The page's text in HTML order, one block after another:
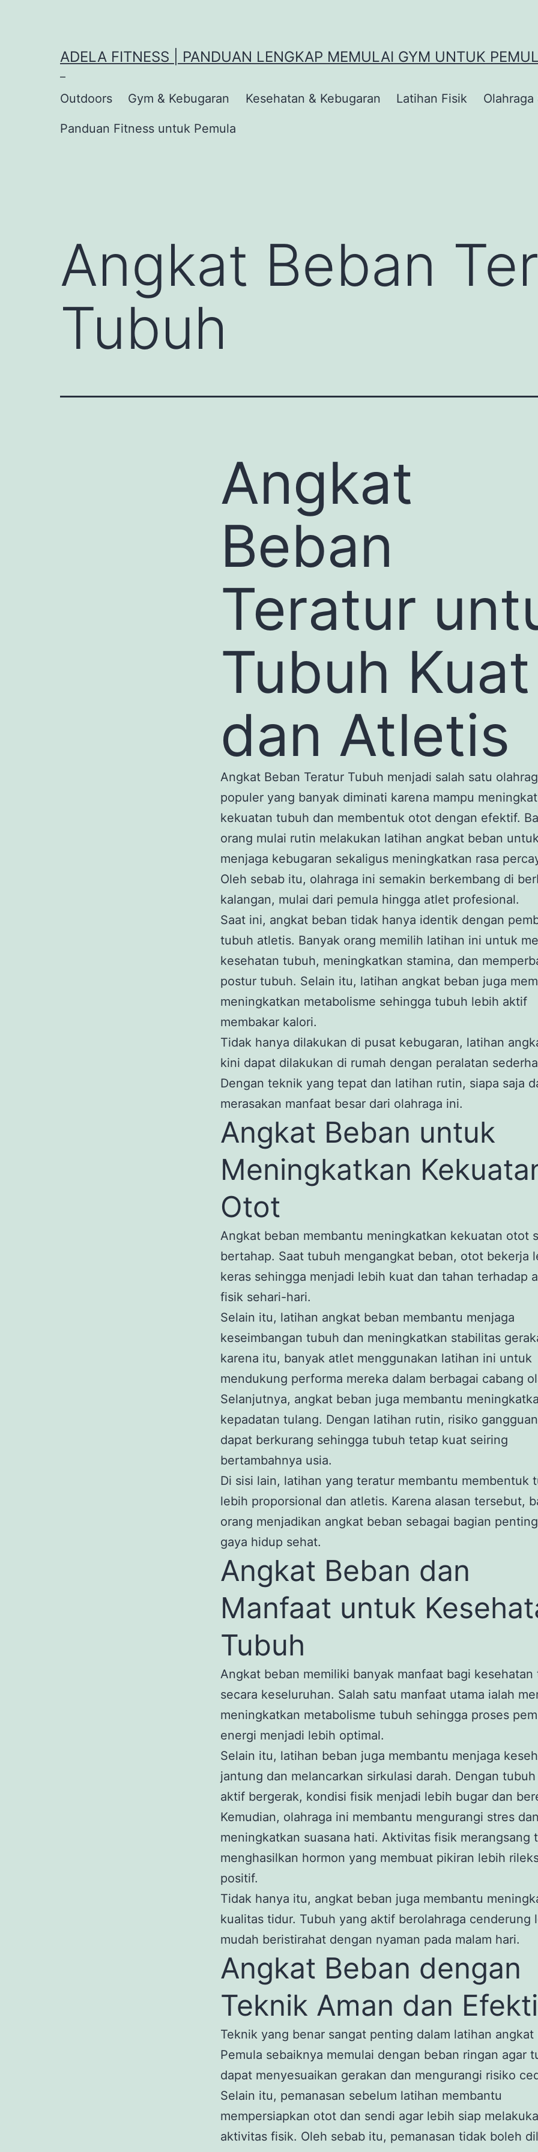
ADELA FITNESS | PANDUAN LENGKAP MEMULAI GYM UNTUK
–
Outdoors Gym & Kebugaran Kesehatan & Kebugaran Latihan Fisik Olahraga
Panduan Fitness untuk Pemula
Angkat Beban
Tubuh
Angkat
Beban
Teratur
Tubuh Kuat
dan Atletis
Angkat Beban Teratur Tubuh menjadi salah satu
populer yang banyak diminati karena mampu
kekuatan tubuh dan membentuk otot dengan efektif.
orang mulai rutin melakukan latihan angkat beban
menjaga kebugaran sekaligus meningkatkan rasa
Oleh sebab itu, olahraga ini semakin berkembang di
kalangan, mulai dari pemula hingga atlet profesional.
Saat ini, angkat beban tidak hanya identik dengan
tubuh atletis. Banyak orang memilih latihan ini untuk
kesehatan tubuh, meningkatkan stamina, dan
postur tubuh. Selain itu, latihan angkat beban juga
meningkatkan metabolisme sehingga tubuh lebih aktif
membakar kalori.
Tidak hanya dilakukan di pusat kebugaran, latihan
kini dapat dilakukan di rumah dengan peralatan
Dengan teknik yang tepat dan latihan rutin, siapa saja
merasakan manfaat besar dari olahraga ini.
Angkat Beban untuk
Meningkatkan
Otot
Angkat beban membantu meningkatkan kekuatan otot
bertahap. Saat tubuh mengangkat beban, otot bekerja
keras sehingga menjadi lebih kuat dan tahan terhadap
fisik sehari-hari.
Selain itu, latihan angkat beban membantu menjaga
keseimbangan tubuh dan meningkatkan stabilitas
karena itu, banyak atlet menggunakan latihan ini untuk
mendukung performa mereka dalam berbagai cabang
Selanjutnya, angkat beban juga membantu
kepadatan tulang. Dengan latihan rutin, risiko
dapat berkurang sehingga tubuh tetap kuat seiring
bertambahnya usia.
Di sisi lain, latihan yang teratur membantu membentuk
lebih proporsional dan atletis. Karena alasan tersebut,
orang menjadikan angkat beban sebagai bagian
gaya hidup sehat.
Angkat Beban dan
Manfaat untuk
Tubuh
Angkat beban memiliki banyak manfaat bagi kesehatan
secara keseluruhan. Salah satu manfaat utama ialah
meningkatkan metabolisme tubuh sehingga proses
energi menjadi lebih optimal.
Selain itu, latihan beban juga membantu menjaga
jantung dan melancarkan sirkulasi darah. Dengan
aktif bergerak, kondisi fisik menjadi lebih bugar dan
Kemudian, olahraga ini membantu mengurangi stres dan
meningkatkan suasana hati. Aktivitas fisik merangsang
menghasilkan hormon yang membuat pikiran lebih
positif.
Tidak hanya itu, angkat beban juga membantu
kualitas tidur. Tubuh yang aktif berolahraga cenderung
mudah beristirahat dengan nyaman pada malam hari.
Angkat Beban dengan
Teknik Aman dan
Teknik yang benar sangat penting dalam latihan angkat
Pemula sebaiknya memulai dengan beban ringan agar
dapat menyesuaikan gerakan dan mengurangi risiko
Selain itu, pemanasan sebelum latihan membantu
mempersiapkan otot dan sendi agar lebih siap
aktivitas fisik. Oleh sebab itu, pemanasan tidak boleh